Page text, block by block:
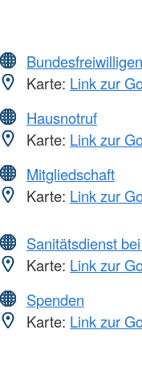
Karte: Link zur
Hausnotruf
Karte: Link zur
Mitgliedschaft
Karte: Link zur
Sanitätsdienst
Karte: Link zur
Spenden
Karte: Link zur